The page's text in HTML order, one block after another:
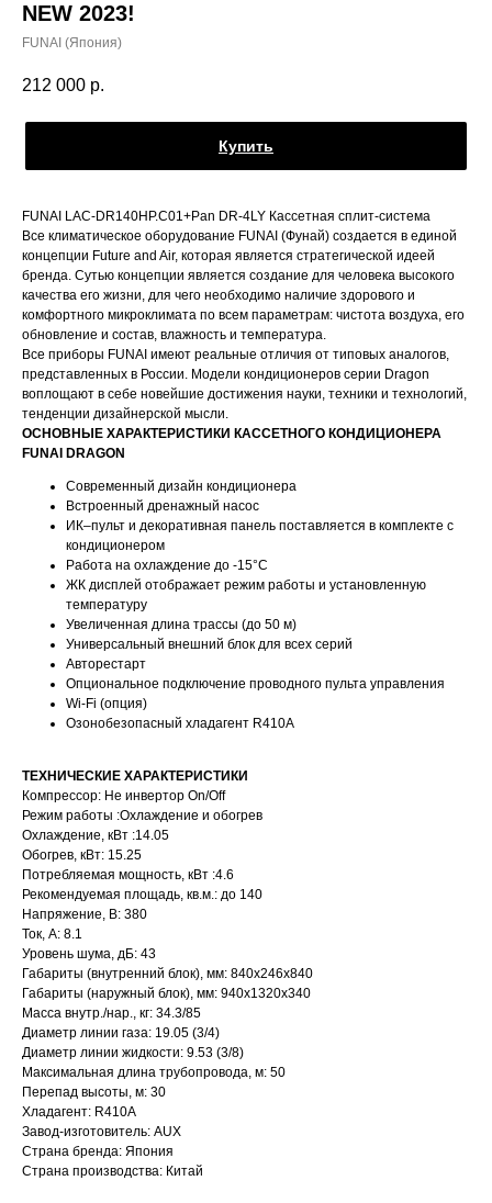
NEW 2023!
FUNAI (Япония)
212 000 р.
Купить
FUNAI LAC-DR140HP.C01+Pan DR-4LY Кассетная сплит-система
Все климатическое оборудование FUNAI (Фунай) создается в единой
концепции Future and Air, которая является стратегической идеей
бренда. Сутью концепции является создание для человека высокого
качества его жизни, для чего необходимо наличие здорового и
комфортного микроклимата по всем параметрам: чистота воздуха, его
обновление и состав, влажность и температура.
Все приборы FUNAI имеют реальные отличия от типовых аналогов,
представленных в России. Модели кондиционеров серии Dragon
воплощают в себе новейшие достижения науки, техники и технологий,
тенденции дизайнерской мысли.
ОСНОВНЫЕ ХАРАКТЕРИСТИКИ КАССЕТНОГО КОНДИЦИОНЕРА
FUNAI DRAGON
Современный дизайн кондиционера
Встроенный дренажный насос
ИК–пульт и декоративная панель поставляется в комплекте с
кондиционером
Работа на охлаждение до -15°С
ЖК дисплей отображает режим работы и установленную
температуру
Увеличенная длина трассы (до 50 м)
Универсальный внешний блок для всех серий
Авторестарт
Опциональное подключение проводного пульта управления
Wi-Fi (опция)
Озонобезопасный хладагент R410A
ТЕХНИЧЕСКИЕ ХАРАКТЕРИСТИКИ
Компрессор: Не инвертор On/Off
Режим работы :Охлаждение и обогрев
Охлаждение, кВт :14.05
Обогрев, кВт: 15.25
Потребляемая мощность, кВт :4.6
Рекомендуемая площадь, кв.м.: до 140
Напряжение, В: 380
Ток, А: 8.1
Уровень шума, дБ: 43
Габариты (внутренний блок), мм: 840x246x840
Габариты (наружный блок), мм: 940x1320x340
Масса внутр./нар., кг: 34.3/85
Диаметр линии газа: 19.05 (3/4)
Диаметр линии жидкости: 9.53 (3/8)
Максимальная длина трубопровода, м: 50
Перепад высоты, м: 30
Хладагент: R410A
Завод-изготовитель: AUX
Страна бренда: Япония
Страна производства: Китай